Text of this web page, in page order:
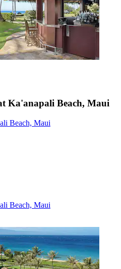
Ka'anapali Beach, Maui
Beach, Maui
Beach, Maui